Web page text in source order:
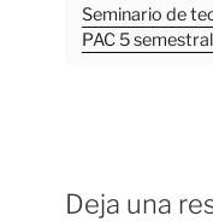
Seminario de
PAC 5
Deja una